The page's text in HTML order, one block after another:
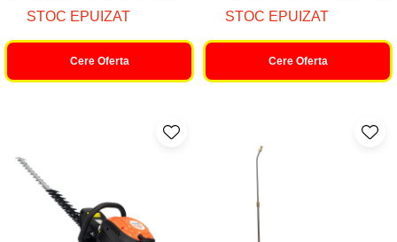
puternică și eficientă
STOC EPUIZAT
Cere Oferta
STOC EPUIZAT
Cere Oferta